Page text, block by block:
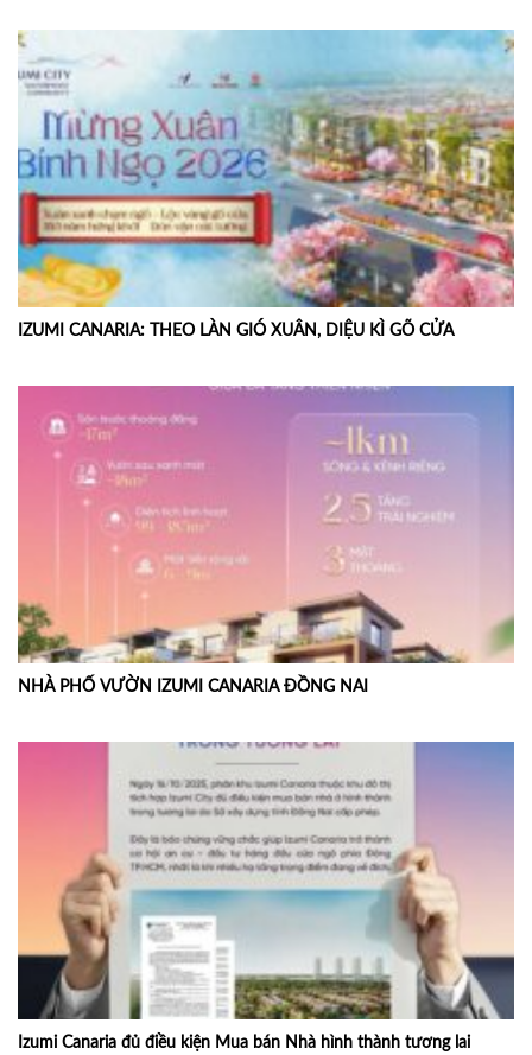
IZUMI CANARIA: THEO LÀN GIÓ XUÂN, DIỆU KÌ GÕ CỬA
NHÀ PHỐ VƯỜN IZUMI CANARIA ĐỒNG NAI
Izumi Canaria đủ điều kiện Mua bán Nhà hình thành tương lai